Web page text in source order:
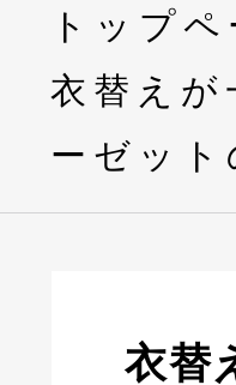
トップペ
衣替え
ーゼット
衣替